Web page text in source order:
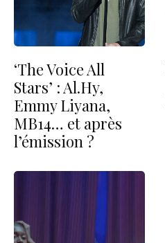
‘The Voice All
Stars’ : Al.Hy,
Emmy Liyana,
MB14… et après
l’émission ?